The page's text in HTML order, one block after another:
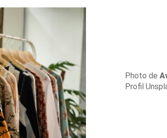
Photo de
Profil